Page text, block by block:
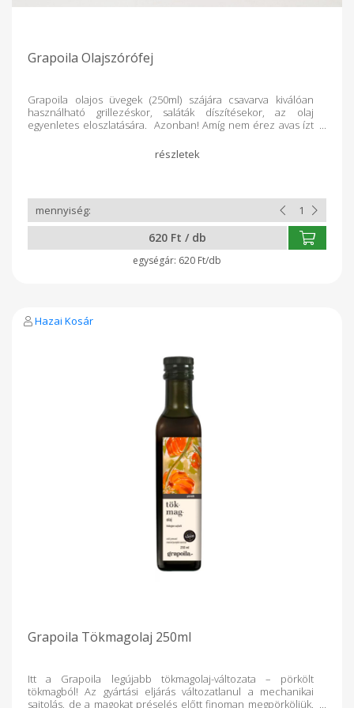
Grapoila Olajszórófej
Grapoila olajos üvegek (250ml) szájára csavarva kiválóan
használható grillezéskor, saláták díszítésekor, az olaj
egyenletes eloszlatására. Azonban! Amíg nem érez avas ízt
minden esetben jelenti a termék lejártát, távolítsa el az
olajkiöntő betétet az üveg nyakáról és kóstolja meg az olajat!
lehet.
620 Ft / db
620 Ft/db
Hazai Kosár
Grapoila Tökmagolaj 250ml
Itt a Grapoila legújabb tökmagolaj-változata – pörkölt
tökmagból! Az gyártási eljárás változatlanul a mechanikai
sajtolás, de a magokat préselés előtt finoman megpörköljük.